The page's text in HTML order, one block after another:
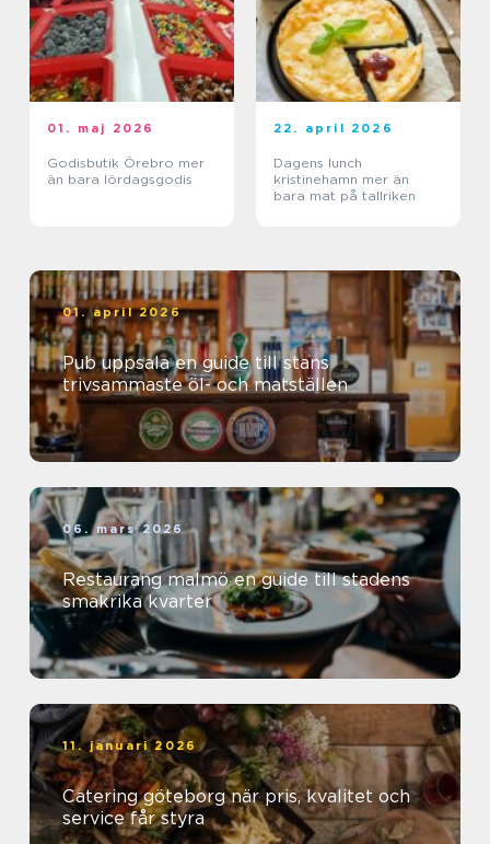
01. maj 2026
Godisbutik Örebro mer
än bara lördagsgodis
22. april 2026
Dagens lunch
kristinehamn mer än
bara mat på tallriken
01. april 2026
Pub uppsala en guide till stans
trivsammaste öl- och matställen
06. mars 2026
Restaurang malmö en guide till stadens
smakrika kvarter
11. januari 2026
Catering göteborg när pris, kvalitet och
service får styra